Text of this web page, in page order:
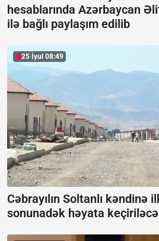
hesablarında Azərbaycan
ilə bağlı paylaşım edilib
25 İyul 08:49
Cəbrayılın Soltanlı kəndinə
sonunadək həyata